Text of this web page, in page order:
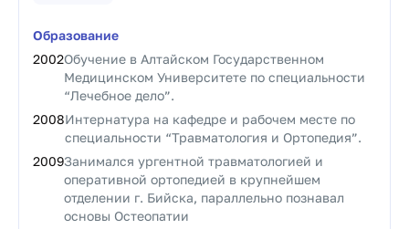
Образование
2002Обучение в Алтайском Государственном
Медицинском Университете по специальности
“Лечебное дело”.
2008Интернатура на кафедре и рабочем месте по
специальности “Травматология и Ортопедия”.
2009Занимался ургентной травматологией и
оперативной ортопедией в крупнейшем
отделении г. Бийска, параллельно познавал
основы Остеопатии